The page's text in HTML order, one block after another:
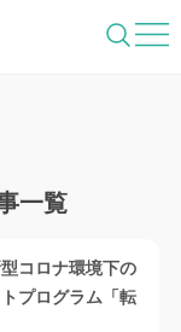
らすメディ
一覧
コロナ環境下の
プログラム「転